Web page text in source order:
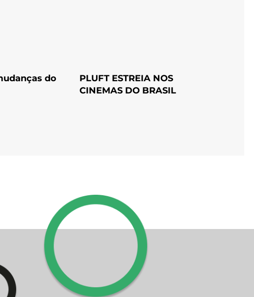
do
PLUFT ESTREIA NOS
CINEMAS DO BRASIL